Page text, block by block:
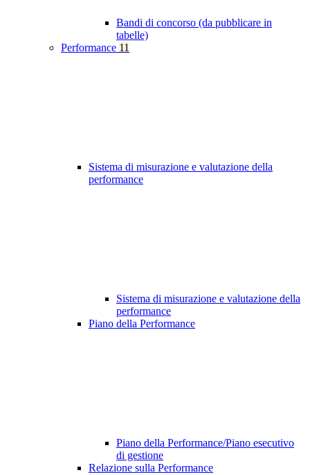
Bandi di concorso (da pubblicare in
tabelle)
Performance 11
Sistema di misurazione e valutazione della
performance
Sistema di misurazione e valutazione della
performance
Piano della Performance
Piano della Performance/Piano esecutivo
di gestione
Relazione sulla Performance